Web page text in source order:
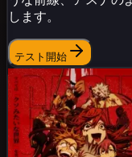
します。
テスト開始